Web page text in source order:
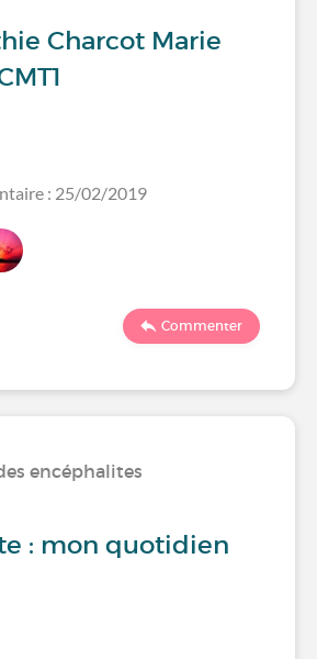
Charcot Marie
: 25/02/2019
Commenter
encéphalites
: mon quotidien